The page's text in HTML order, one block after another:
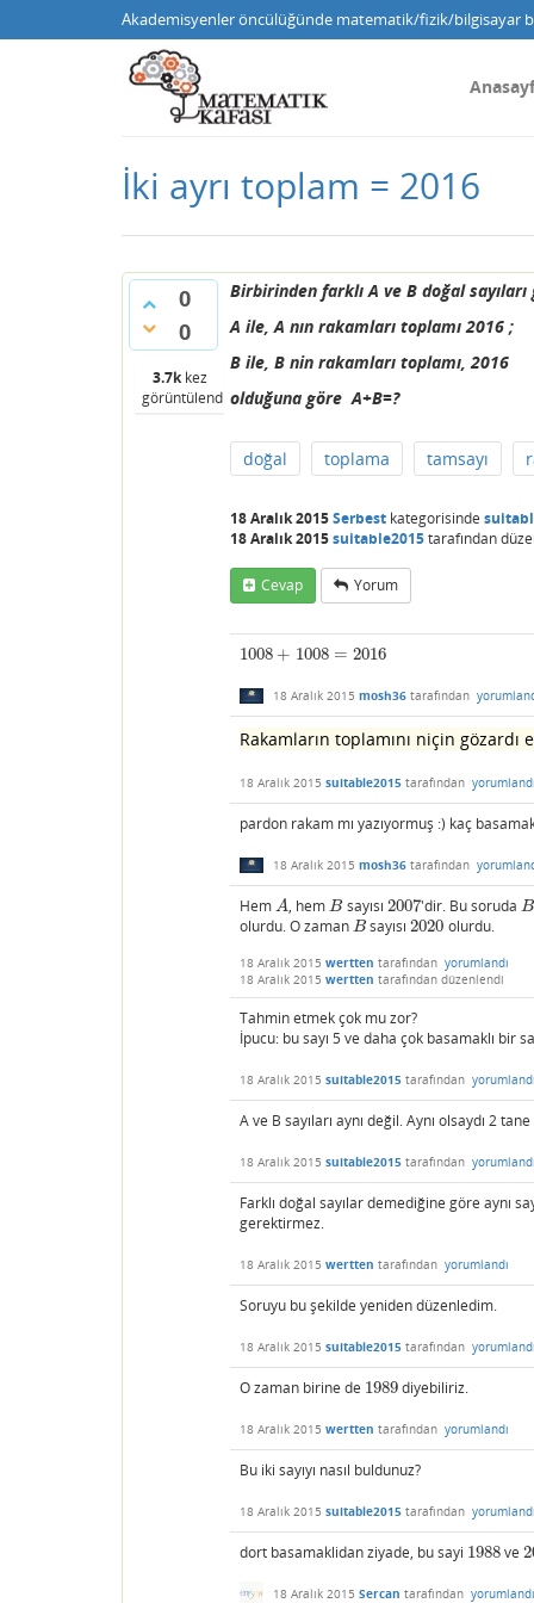
Akademisyenler öncülüğünde matematik/fizik/bilgisayar
İki ayrı toplam = 2016
0
0
3.7kkez
görüntülendi
Birbirinden farklı A ve B doğal sayıları
A ile, A nın rakamları toplamı 2016 ;
B ile, B nin rakamları toplamı, 2016
olduğuna göre A+B=?
doğal toplama tamsayı
18 Aralık 2015Serbest kategorisinde
18 Aralık 2015suitable2015tarafından
Cevap Yorum
1008 + 1008 = 2016
1008 +1008=2016
18 Aralık 2015 mosh36 tarafından
Rakamların toplamını niçin gözardı
18 Aralık 2015 suitable2015 tarafından yorumlandı
pardon rakam mı yazıyormuş :) kaç
18 Aralık 2015 mosh36 tarafından
Hem A
A , hemB
B sayısı 2007
2007'dir. Bu soruda B
B
olurdu. O zaman B
B sayısı2020
2020 olurdu.
18 Aralık 2015 wertten tarafından yorumlandı
18 Aralık 2015 wertten tarafından düzenlendi
Tahmin etmek çok mu zor?
İpucu: bu sayı 5 ve daha çok basamaklı bir
18 Aralık 2015 suitable2015 tarafından yorumlandı
A ve B sayıları aynı değil. Aynı olsaydı 2
18 Aralık 2015 suitable2015 tarafından yorumlandı
Farklı doğal sayılar demediğine göre aynı
gerektirmez.
18 Aralık 2015 wertten tarafından yorumlandı
Soruyu bu şekilde yeniden düzenledim.
18 Aralık 2015 suitable2015 tarafından yorumlandı
O zaman birine de 1989
1989diyebiliriz.
18 Aralık 2015 wertten tarafından yorumlandı
Bu iki sayıyı nasıl buldunuz?
18 Aralık 2015 suitable2015 tarafından yorumlandı
dort basamaklidan ziyade, bu sayi 1988
1988ve
18 Aralık 2015 Sercan tarafından yorumlandı